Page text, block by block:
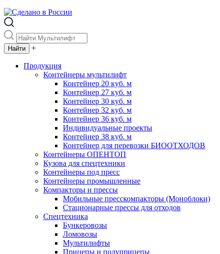
+
Продукция
Контейнеры мультилифт
Контейнер 20 куб. м
Контейнер 27 куб. м
Контейнер 30 куб. м
Контейнер 32 куб. м
Контейнер 36 куб. м
Индивидуальные проекты
Контейнер 38 куб. м
Контейнер для перевозки БИООТХОДОВ
Контейнеры ОПЕНТОП
Кузова для спецтехники
Контейнеры под пресс
Контейнеры промышленные
Компакторы и прессы
Мобильные пресскомпакторы (Моноблоки)
Стационарные прессы для отходов
Спецтехника
Бункеровозы
Ломовозы
Мультилифты
Прицепы и полуприцепы